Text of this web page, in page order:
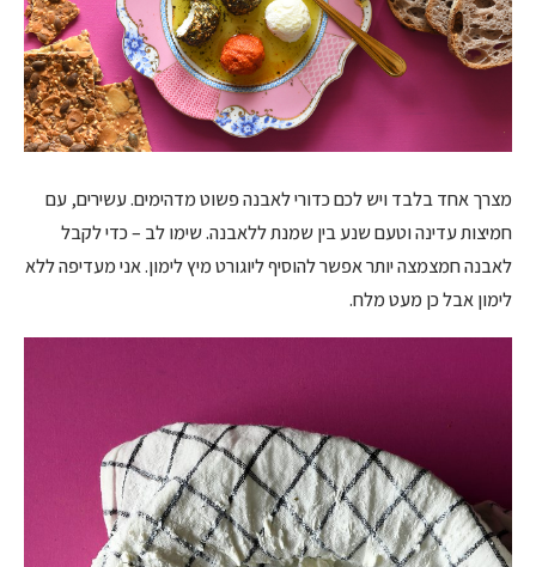
מצרך אחד בלבד ויש לכם כדורי לאבנה פשוט מדהימים. עשירים, עם
חמיצות עדינה וטעם שנע בין שמנת ללאבנה. שימו לב – כדי לקבל
לאבנה חמצמצה יותר אפשר להוסיף ליוגורט מיץ לימון. אני מעדיפה ללא
לימון אבל כן מעט מלח.